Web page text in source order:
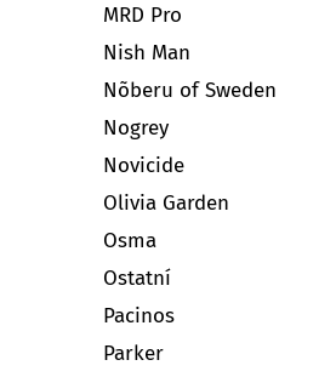
MRD Pro
Nish Man
Nõberu of Sweden
Nogrey
Novicide
Olivia Garden
Osma
Ostatní
Pacinos
Parker